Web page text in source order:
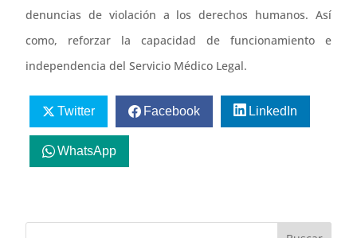
denuncias de violación a los derechos humanos. Así
como, reforzar la capacidad de funcionamiento e
independencia del Servicio Médico Legal.
Twitter Facebook LinkedIn
WhatsApp